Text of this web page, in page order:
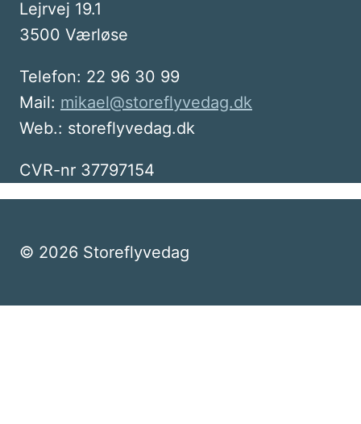
Lejrvej 19.1
3500 Værløse
Telefon: 22 96 30 99
Mail: mikael@storeflyvedag.dk
Web.: storeflyvedag.dk
CVR-nr 37797154
© 2026 Storeflyvedag